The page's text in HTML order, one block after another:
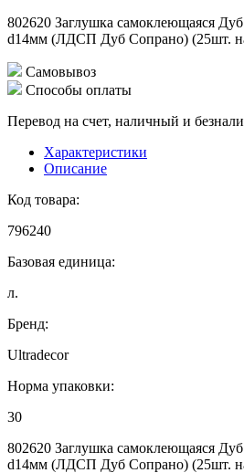
802620 Заглушка самоклеющаяся
d14мм (ЛДСП Дуб Сопрано) (25шт.
Самовывоз
Способы оплаты
Перевод на счет, наличный и
Характеристики
Описание
Код товара:
796240
Базовая единица:
л.
Бренд:
Ultradecor
Норма упаковки:
30
802620 Заглушка самоклеющаяся
d14мм (ЛДСП Дуб Сопрано) (25шт.